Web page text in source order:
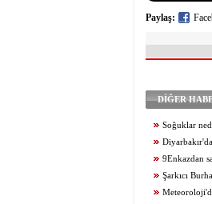
Paylaş:
DİĞER
Soğuklar
9Enkazdan
Şarkıcı